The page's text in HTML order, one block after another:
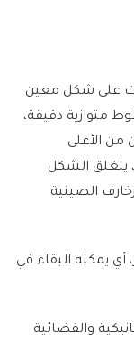
على شكل معين
متوازية دقيقة،
الأعلى
ينغلق الشكل
الصينية
أي يمكنه البقاء في
والفضائية